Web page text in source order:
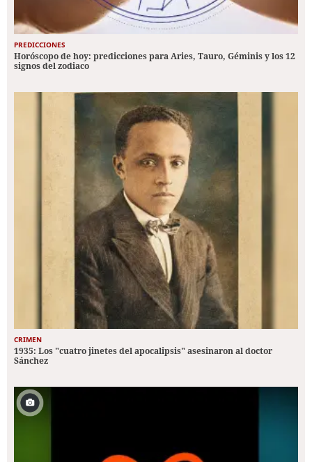
PREDICCIONES
Horóscopo de hoy: predicciones para Aries, Tauro, Géminis y los 12
signos del zodiaco
CRIMEN
1935: Los "cuatro jinetes del apocalipsis" asesinaron al doctor
Sánchez